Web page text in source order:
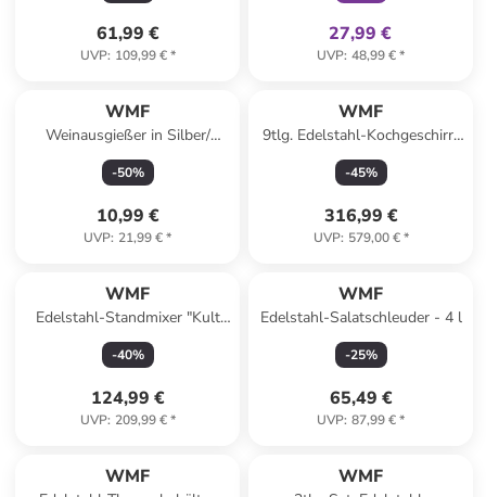
61,99 €
UVP: 109,99 €*
27,99 €
UVP: 48,99 €*
WMF
Weinausgießer in Silber/
Schwarz - (L)4 cm
-50%
10,99 €
UVP: 21,99 €*
WMF
9tlg. Edelstahl-Kochgeschirr-
Set "Function 4"
-45%
316,99 €
UVP: 579,00 €*
WMF
Edelstahl-Standmixer "Kult
Pro" - 1,8 l
-40%
124,99 €
UVP: 209,99 €*
WMF
Edelstahl-Salatschleuder - 4 l
-25%
65,49 €
UVP: 87,99 €*
WMF WMF